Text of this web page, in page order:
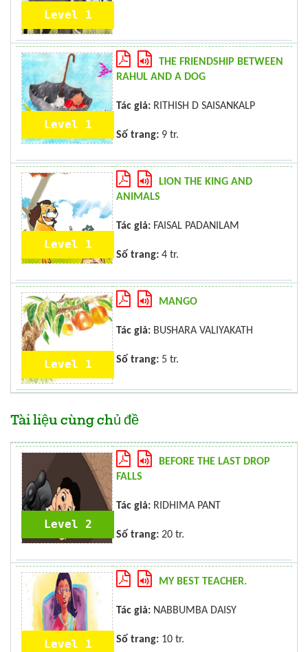
Level 1
Level 1
THE FRIENDSHIP BETWEEN
RAHUL AND A DOG
Tác giả: RITHISH D SAISANKALP
Số trang: 9 tr.
Level 1
LION THE KING AND
ANIMALS
Tác giả: FAISAL PADANILAM
Số trang: 4 tr.
Level 1
MANGO
Tác giả: BUSHARA VALIYAKATH
Số trang: 5 tr.
Tài liệu cùng chủ đề
Level 2
BEFORE THE LAST DROP
FALLS
Tác giả: RIDHIMA PANT
Số trang: 20 tr.
Level 1
MY BEST TEACHER.
Tác giả: NABBUMBA DAISY
Số trang: 10 tr.